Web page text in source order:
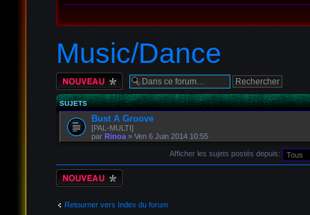
Music/Dance
Écrire un nouveau
sujet
SUJETS
Bust A Groove
[PAL-MULTI]
par Rinoa» Ven 6 Juin 2014 10:55
Afficher les sujets postés depuis:
Écrire un nouveau
sujet
Retourner vers Index du forum